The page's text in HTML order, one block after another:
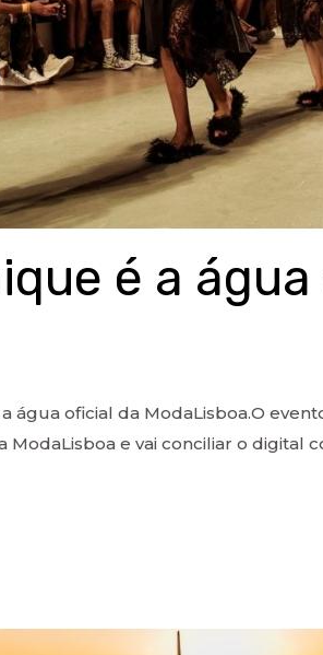
é a
água oficial da ModaLisboa.O
ModaLisboa e vai conciliar o digital